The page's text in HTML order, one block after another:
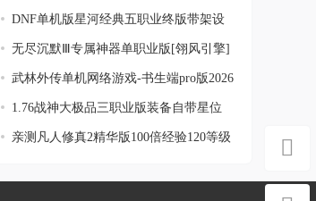
擎]DNF单机版星河经典五职业终版带架设
工具服
无尽沉默Ⅲ专属神器单职业版[翎风引擎]
武林外传单机网络游戏-书生端pro版2026
最全1.76战神大极品三职业版装备自带星位
[GOM引
亲测凡人修真2精华版100倍经验120等级